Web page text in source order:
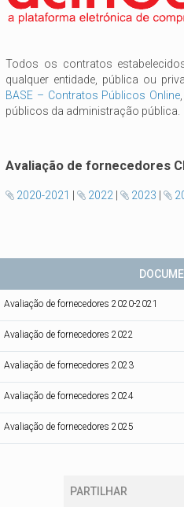
Todos os contratos
qualquer entidade, pública ou
BASE – Contratos Públicos Online
públicos da administração pública.
Avaliação de fornecedores
 2020-2021  2022  2023 
Avaliação de fornecedores 2020-2021
Avaliação de fornecedores 2022
Avaliação de fornecedores 2023
Avaliação de fornecedores 2024
Avaliação de fornecedores 2025
PARTILHAR